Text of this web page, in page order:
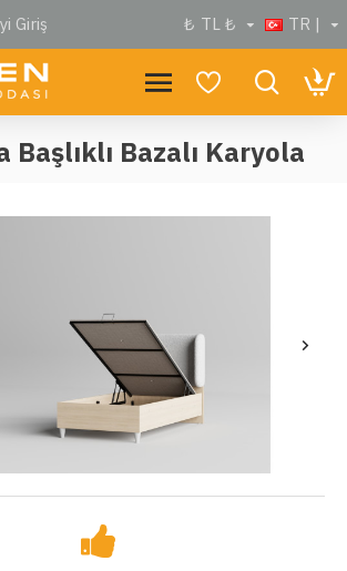
Giriş ₺ TL ₺ TR |
Başlıklı Bazalı Karyola